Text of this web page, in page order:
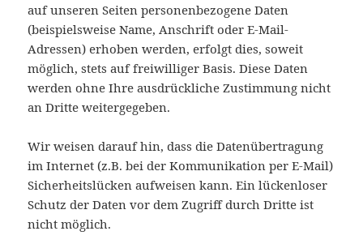
auf unseren Seiten personenbezogene Daten
(beispielsweise Name, Anschrift oder E-Mail-
Adressen) erhoben werden, erfolgt dies, soweit
möglich, stets auf freiwilliger Basis. Diese Daten
werden ohne Ihre ausdrückliche Zustimmung nicht
an Dritte weitergegeben.
Wir weisen darauf hin, dass die Datenübertragung
im Internet (z.B. bei der Kommunikation per E-Mail)
Sicherheitslücken aufweisen kann. Ein lückenloser
Schutz der Daten vor dem Zugriff durch Dritte ist
nicht möglich.